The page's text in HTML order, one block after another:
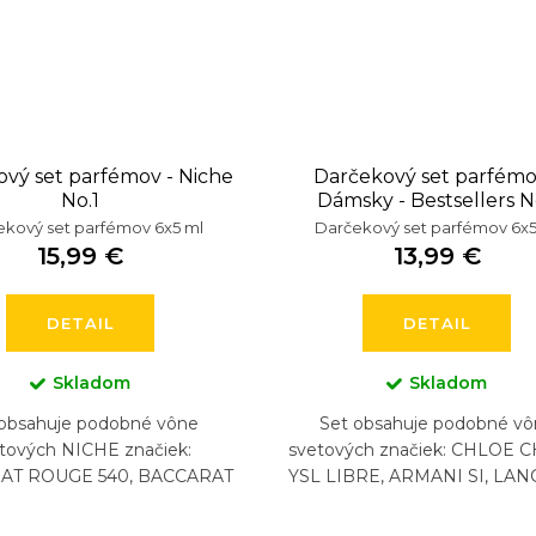
set parfémov - Niche
No.1
set parfémov 6x5 ml
15,99 €
DETAIL
Skladom
podobné vône
NICHE značiek:
ROUGE 540, BACCARAT
Darčekový set
Dámsky - Bestsellers
Darčekový set parfémov
13,99 €
DETAIL
Skladom
Set obsahuje podobné
svetových značiek: CHLOE
YSL LIBRE, ARMANI SI,